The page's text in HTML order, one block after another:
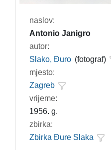
naslov:
Antonio Janigro
autor:
Slako, Đuro (fotograf)
mjesto:
Zagreb
vrijeme:
1956. g.
zbirka:
Zbirka Đure Slaka